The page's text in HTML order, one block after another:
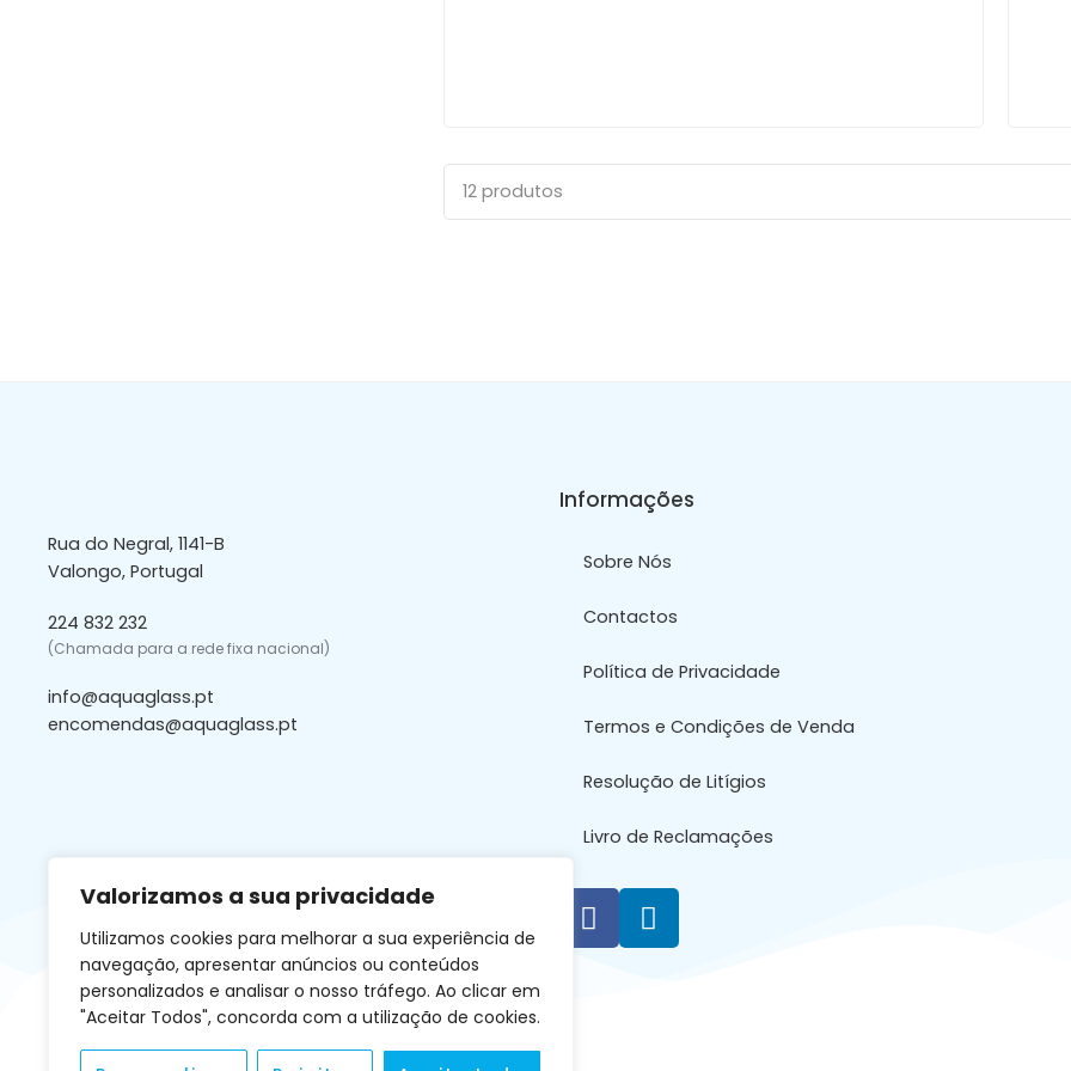
Valorizamos a sua privacidade
Utilizamos cookies para melhorar a sua experiência de
navegação, apresentar anúncios ou conteúdos
personalizados e analisar o nosso tráfego. Ao clicar em
"Aceitar Todos", concorda com a utilização de cookies.
12 produtos
Rua do Negral, 1141-B
Valongo, Portugal
224 832 232
(Chamada para a rede fixa nacional)
info@aquaglass.pt
encomendas@aquaglass.pt
Informações
Sobre Nós
Contactos
Política de Privacidade
Termos e Condições de Venda
Resolução de Litígios
Livro de Reclamações
Copyright © Aquaglass 2026